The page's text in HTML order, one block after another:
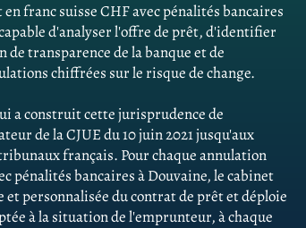
franc suisse CHF avec pénalités bancaires
d'analyser l'offre de prêt, d'identifier
transparence de la banque et de
chiffrées sur le risque de change.
a construit cette jurisprudence de
de la CJUE du 10 juin 2021 jusqu'aux
français. Pour chaque annulation
pénalités bancaires à Douvaine, le cabinet
personnalisée du contrat de prêt et déploie
à la situation de l'emprunteur, à chaque